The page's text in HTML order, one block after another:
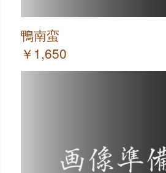
鴨南蛮
￥1,650